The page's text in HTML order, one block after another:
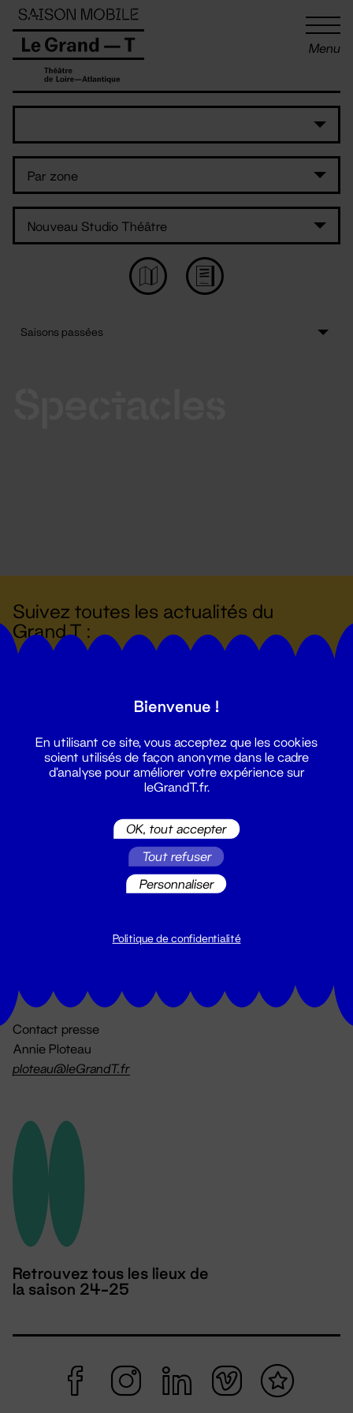
Menu
Suivez toutes les actualités du
Grand T :
billetterie@leGrandT.fr
Contact presse
Annie Ploteau
ploteau@leGrandT.fr
Retrouvez tous les lieux de
la saison 24-25
Panneau de gestion des cookies
Bienvenue !
En utilisant ce site, vous acceptez que les cookies
soient utilisés de façon anonyme dans le cadre
d'analyse pour améliorer votre expérience sur
leGrandT.fr.
OK, tout accepter
Tout refuser
Personnaliser
Politique de confidentialité